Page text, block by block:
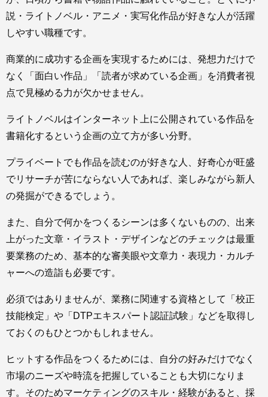
説・ライトノベル・アニメ・実写化作品が好きな人が活躍
しやすい職種です。
商業的に成功する企画を実現するためには、発想力だけで
なく「面白い作品」「読者が求めている企画」を消費者視
点で見極める力が欠かせません。
ライトノベルはインターネット上に公開されている作品を
書籍化するという企画の立て方が多い分野。
プライベートでも作品を読むのが好きな人、好奇心が旺盛
でリサーチが苦にならない人であれば、楽しみながら新人
の発掘ができるでしょう。
また、自分で何かをつくるシーンは多くないものの、出来
上がった文章・イラスト・デザインなどのチェックは最重
要業務のため、基本的な審美眼や文章力・表現力・カルチ
ャーへの造詣も必要です。
必須ではありませんが、業務に関連する資格として「校正
技能検定」や「DTPエキスパート認証試験」などを取得し
ておくのもひとつかもしれません。
ヒットする作品をつくるためには、自分の好みだけでなく
市場のニーズや時流を把握していることも大切になりま
す。そのためマーケティングのスキル・経験があると、採